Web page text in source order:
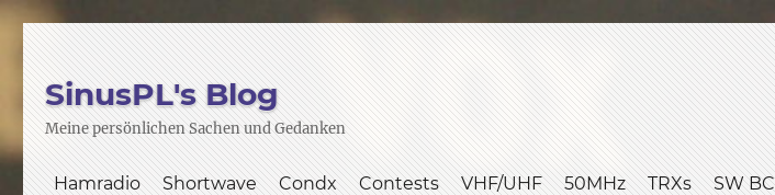
SinusPL's Blog
Meine persönlichen Sachen und Gedanken
Hamradio Shortwave Condx Contests VHF/UHF 50MHz TRXs SW BC